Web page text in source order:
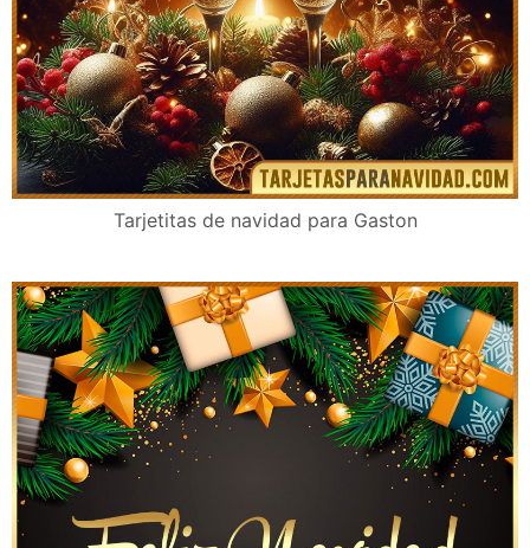
Postales de navidad para Gaston